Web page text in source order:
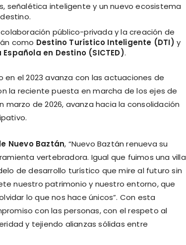
señalética inteligente y un nuevo ecosistema
público-privada y la creación de
como Destino Turístico Inteligente (DTI)y
en Destino (SICTED).
en el 2023 avanza con las actuaciones de
la reciente puesta en marcha de los ejes de
de 2026, avanza hacia la consolidación
Nuevo Baztán, “Nuevo Baztán renueva su
vertebradora. Igual que fuimos una villa
de desarrollo turístico que mire al futuro sin
nuestro patrimonio y nuestro entorno, que
lo que nos hace únicos”. Con esta
con las personas, con el respeto al
y tejiendo alianzas sólidas entre